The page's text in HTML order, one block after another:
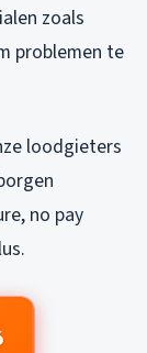
zoals
problemen te
loodgieters
no pay